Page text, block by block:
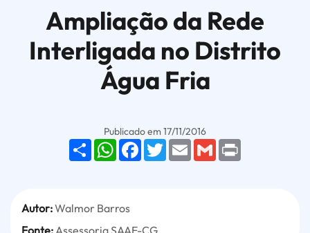
[alt+2]
para
Ampliação da Rede
Interligada no Distrito
Água Fria
Galeria Ampliação da
Publicado em 17/11/2016
ShareWhatsApp
Facebook
TwitterEmailGmail
Autor:Walmor Barros
Fonte: Assessoria SAAE-CG